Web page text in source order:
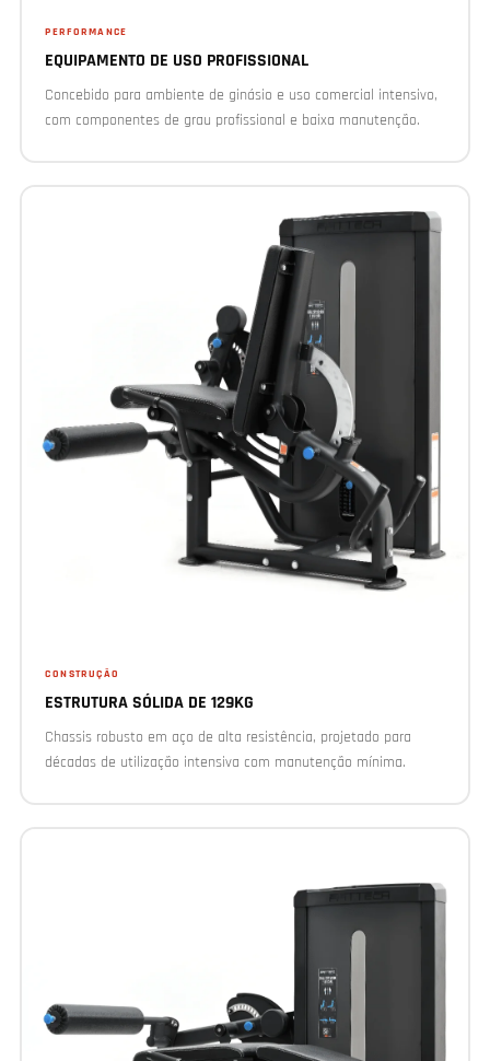
PERFORMANCE
EQUIPAMENTO DE USO PROFISSIONAL
Concebido para ambiente de ginásio e uso comercial intensivo,
com componentes de grau profissional e baixa manutenção.
CONSTRUÇÃO
ESTRUTURA SÓLIDA DE 129KG
Chassis robusto em aço de alta resistência, projetado para
décadas de utilização intensiva com manutenção mínima.